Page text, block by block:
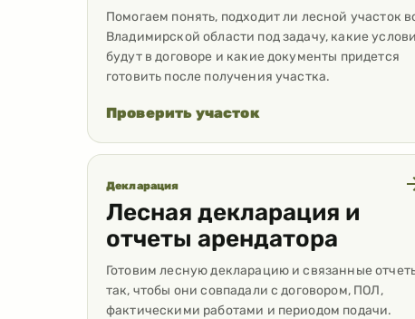
Помогаем понять, подходит ли лесной участок
Владимирской области под задачу, какие
будут в договоре и какие документы придется
готовить после получения участка.
Проверить участок
Декларация
Лесная декларация и
отчеты арендатора
Готовим лесную декларацию и связанные
так, чтобы они совпадали с договором, ПОЛ,
фактическими работами и периодом подачи.